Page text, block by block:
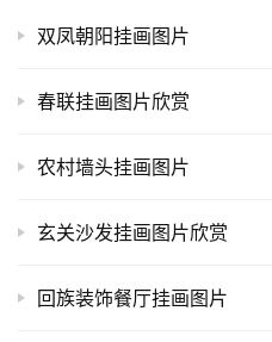
双凤朝阳挂画图片
春联挂画图片欣赏
农村墙头挂画图片
玄关沙发挂画图片欣赏
回族装饰餐厅挂画图片